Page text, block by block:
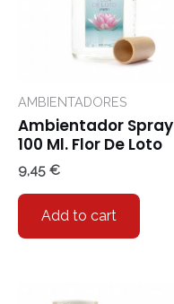
AMBIENTADORES
Ambientador Spray
100 Ml. Flor De Loto
9,45 €
Add to cart